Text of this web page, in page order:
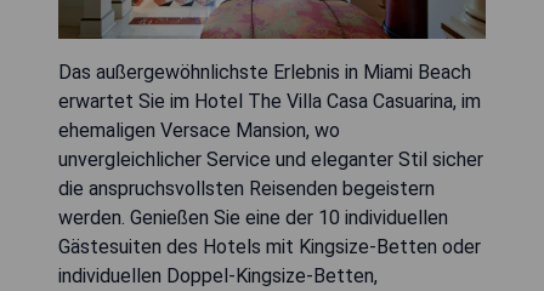
Das außergewöhnlichste Erlebnis in Miami Beach
erwartet Sie im Hotel The Villa Casa Casuarina, im
ehemaligen Versace Mansion, wo
unvergleichlicher Service und eleganter Stil sicher
die anspruchsvollsten Reisenden begeistern
werden. Genießen Sie eine der 10 individuellen
Gästesuiten des Hotels mit Kingsize-Betten oder
individuellen Doppel-Kingsize-Betten,